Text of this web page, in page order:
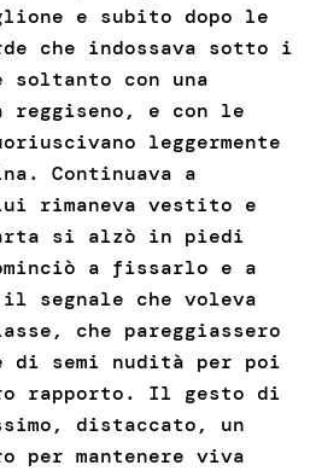
e subito dopo le
che indossava sotto i
soltanto con una
reggiseno, e con le
leggermente
Continuava a
rimaneva vestito e
si alzò in piedi
a fissarlo e a
segnale che voleva
che pareggiassero
di semi nudità per poi
rapporto. Il gesto di
distaccato, un
per mantenere viva